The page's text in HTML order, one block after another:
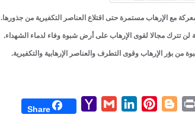
مع الإرهاب مستمرة حتى اقتلاع العناصر التكفيرية من جذورها.
لن تترك مجالا لقوى الإرهاب على أرض شبوة وفاء لدماء الشهداء.
بؤر الإرهاب وقوى التطرف والعناصر الإرهابية والتكفيرية.
Print
Blogger
Pinterest
LinkedIn
Gmail
Yahoo
Share